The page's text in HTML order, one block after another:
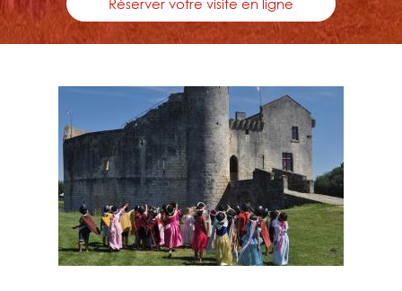
Réserver votre visite en ligne